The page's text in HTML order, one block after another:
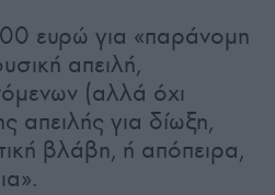
ευρώ για «παράνομη
απειλή,
(αλλά όχι
απειλής για δίωξη,
βλάβη, ή απόπειρα,